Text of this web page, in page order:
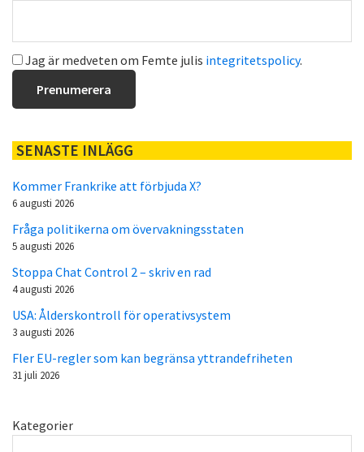
Jag är medveten om Femte julis integritetspolicy.
SENASTE INLÄGG
Kommer Frankrike att förbjuda X?
6 augusti 2026
Fråga politikerna om övervakningsstaten
5 augusti 2026
Stoppa Chat Control 2 – skriv en rad
4 augusti 2026
USA: Ålderskontroll för operativsystem
3 augusti 2026
Fler EU-regler som kan begränsa yttrandefriheten
31 juli 2026
Kategorier